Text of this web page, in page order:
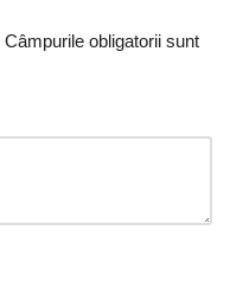
Câmpurile obligatorii sunt